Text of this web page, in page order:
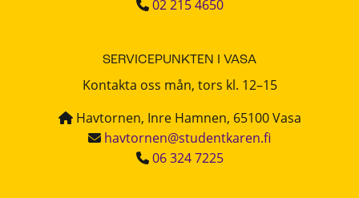
02 215 4650
SERVICEPUNKTEN I VASA
Kontakta oss mån, tors kl. 12–15
Havtornen, Inre Hamnen, 65100 Vasa
havtornen@studentkaren.fi
06 324 7225